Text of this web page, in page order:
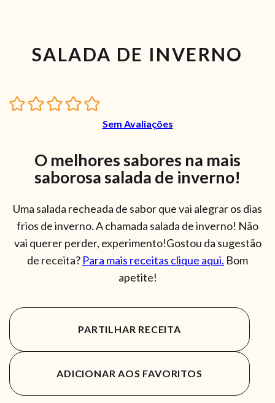
SALADA DE INVERNO
Sem Avaliações
O melhores sabores na mais
saborosa salada de inverno!
Uma salada recheada de sabor que vai alegrar os dias
frios de inverno. A chamada salada de inverno! Não
vai querer perder, experimento!Gostou da sugestão
de receita? Para mais receitas clique aqui. Bom
apetite!
PARTILHAR RECEITA
ADICIONAR AOS FAVORITOS